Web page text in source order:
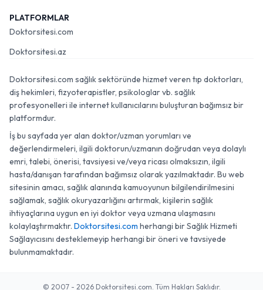
PLATFORMLAR
Doktorsitesi.com
Doktorsitesi.az
Doktorsitesi.com sağlık sektöründe hizmet veren tıp doktorları,
diş hekimleri, fizyoterapistler, psikologlar vb. sağlık
profesyonelleri ile internet kullanıcılarını buluşturan bağımsız bir
platformdur.
İş bu sayfada yer alan doktor/uzman yorumları ve
değerlendirmeleri, ilgili doktorun/uzmanın doğrudan veya dolaylı
emri, talebi, önerisi, tavsiyesi ve/veya ricası olmaksızın, ilgili
hasta/danışan tarafından bağımsız olarak yazılmaktadır. Bu web
sitesinin amacı, sağlık alanında kamuoyunun bilgilendirilmesini
sağlamak, sağlık okuryazarlığını artırmak, kişilerin sağlık
ihtiyaçlarına uygun en iyi doktor veya uzmana ulaşmasını
kolaylaştırmaktır. Doktorsitesi.com herhangi bir Sağlık Hizmeti
Sağlayıcısını desteklemeyip herhangi bir öneri ve tavsiyede
bulunmamaktadır.
© 2007 - 2026 Doktorsitesi.com. Tüm Hakları Saklıdır.